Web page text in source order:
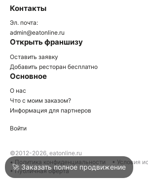
Войти
Написать в техподдержку
Контакты
Эл. почта:
admin@eatonline.ru
Открыть франшизу
Оставить заявку
Добавить ресторан бесплатно
Основное
О нас
Что с моим заказом?
Информация для партнеров
Войти
©2012-2026, eatonline.ru
• Политика конфиденциальности
• Условия
• Публичная оферта
🚀 Заказать полное продвижение